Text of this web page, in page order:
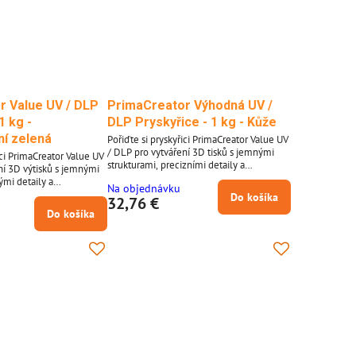
Value UV / DLP
kg -
zelená
PrimaCreator Value UV
3D výtisků s jemnými
detaily a
Tuto pryskyřici
UV LED a DLP 3D
délek od 395
UV / DLP: Použití na
Do košíka
PrimaCreator Výhodná UV /
DLP Pryskyřice - 1 kg - Kůže
Pořiďte si pryskyřici PrimaCreator Value UV
/ DLP pro vytváření 3D tisků s jemnými
strukturami, precizními detaily a
nádhernými povrchy. Tuto pryskyřici
zpracovávejte na vaší UV LED a DLP 3D
tiskárně v rozsahu vlnových délek 395 až
405 nanometrů. **Vlastnosti pryskyřice
PrimaCreator Value UV / DLP:** * Použití
Optimalizováno pro zpracování v rozsahu
Na objednávku
32,76 € Do košíka